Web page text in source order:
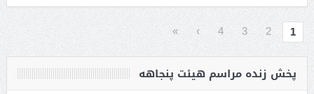
1
2
3
4
›
»
پخش زنده مراسم هیئت پنجاهه